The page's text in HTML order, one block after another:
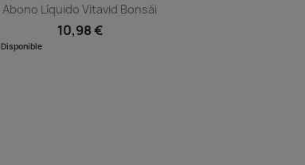
Abono Líquido Vitavid Bonsái
10,98 €
Disponible